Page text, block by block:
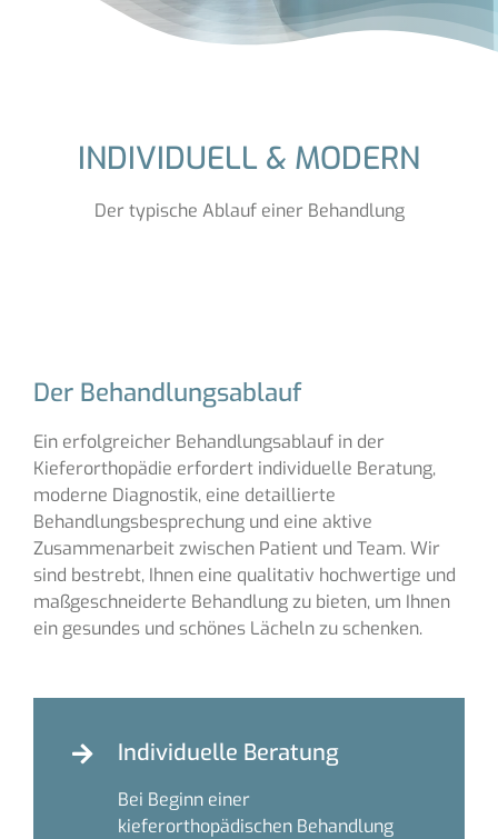
INDIVIDUELL & MODERN
Der typische Ablauf einer Behandlung
Der Behandlungsablauf
Ein erfolgreicher Behandlungsablauf in der
Kieferorthopädie erfordert individuelle Beratung,
moderne Diagnostik, eine detaillierte
Behandlungsbesprechung und eine aktive
Zusammenarbeit zwischen Patient und Team. Wir
sind bestrebt, Ihnen eine qualitativ hochwertige und
maßgeschneiderte Behandlung zu bieten, um Ihnen
ein gesundes und schönes Lächeln zu schenken.
Individuelle Beratung
Bei Beginn einer
kieferorthopädischen Behandlung